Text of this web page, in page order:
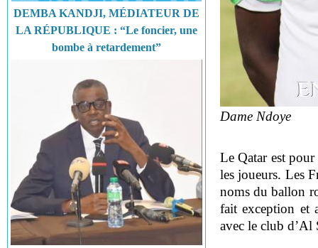
DEMBA KANDJI, MÉDIATEUR DE
LA RÉPUBLIQUE : “Le foncier, une
bombe à retardement”
Dame Ndoye
Le Qatar est
les joueurs. Les
noms du ballon
fait exception et
avec le club d’Al